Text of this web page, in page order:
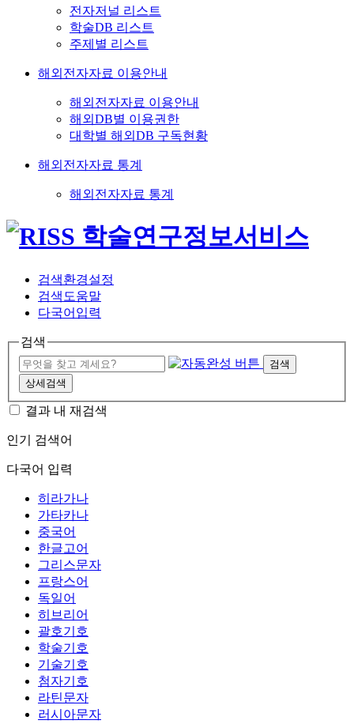
전자저널 리스트
학술DB 리스트
주제별 리스트
해외전자자료 이용안내
해외전자자료 이용안내
해외DB별 이용권한
대학별 해외DB 구독현황
해외전자자료 통계
해외전자자료 통계
검색환경설정
검색도움말
다국어입력
검색
검색
상세검색
결과 내 재검색
인기 검색어
다국어 입력
히라가나
가타카나
중국어
한글고어
그리스문자
프랑스어
독일어
히브리어
괄호기호
학술기호
기술기호
첨자기호
라틴문자
러시아문자